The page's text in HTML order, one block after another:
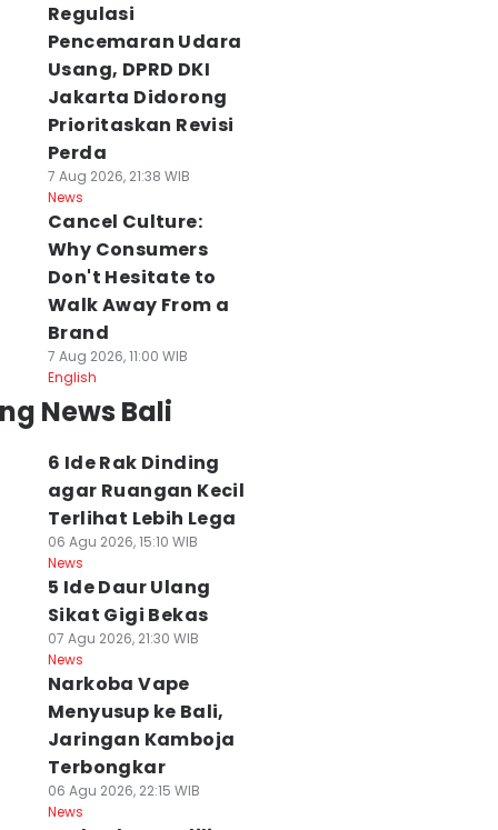
Regulasi
Pencemaran Udara
Usang, DPRD DKI
Jakarta Didorong
Prioritaskan Revisi
Perda
7 Aug 2026, 21:38 WIB
News
Cancel Culture:
Why Consumers
Don't Hesitate to
Walk Away From a
Brand
7 Aug 2026, 11:00 WIB
English
News Bali
6 Ide Rak Dinding
agar Ruangan Kecil
Terlihat Lebih Lega
06 Agu 2026, 15:10 WIB
News
5 Ide Daur Ulang
Sikat Gigi Bekas
07 Agu 2026, 21:30 WIB
News
Narkoba Vape
Menyusup ke Bali,
Jaringan Kamboja
Terbongkar
06 Agu 2026, 22:15 WIB
News